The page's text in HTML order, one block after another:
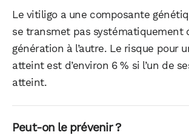
Le vitiligo a une composante
se transmet pas systématiquement
génération à l’autre. Le risque pour
atteint est d’environ 6 % si l’un de
atteint.
Peut-on le prévenir ?